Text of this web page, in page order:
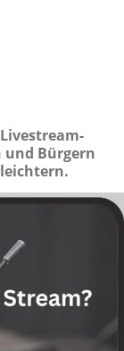
und Bürgern